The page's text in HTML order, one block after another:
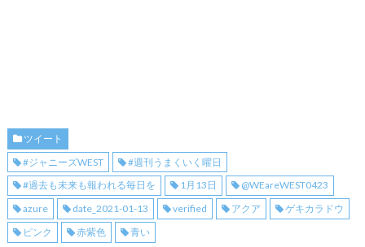
ツイート
#ジャニーズWEST
#週刊うまくいく曜日
#過去も未来も報われる毎日を
1月13日
@WEareWEST0423
azure
date_2021-01-13 verified アクア
ゲキカラドウ
ピンク
赤紫色 青い